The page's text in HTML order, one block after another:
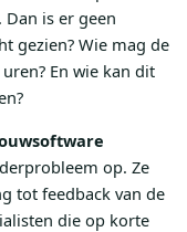
is er geen
gezien? Wie mag de
En wie kan dit
op. Ze
tot feedback van de
die op korte